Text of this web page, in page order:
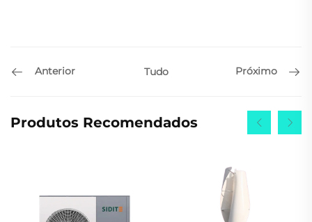
Anterior Tudo Próximo
Produtos Recomendados